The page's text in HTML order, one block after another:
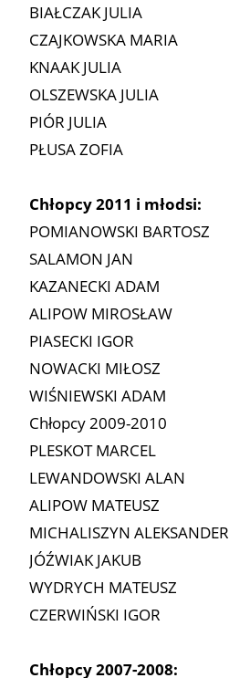
BIAŁCZAK JULIA
CZAJKOWSKA MARIA
KNAAK JULIA
OLSZEWSKA JULIA
PIÓR JULIA
PŁUSA ZOFIA
Chłopcy 2011 i młodsi:
POMIANOWSKI BARTOSZ
SALAMON JAN
KAZANECKI ADAM
ALIPOW MIROSŁAW
PIASECKI IGOR
NOWACKI MIŁOSZ
WIŚNIEWSKI ADAM
Chłopcy 2009-2010
PLESKOT MARCEL
LEWANDOWSKI ALAN
ALIPOW MATEUSZ
MICHALISZYN ALEKSANDER
JÓŹWIAK JAKUB
WYDRYCH MATEUSZ
CZERWIŃSKI IGOR
Chłopcy 2007-2008: